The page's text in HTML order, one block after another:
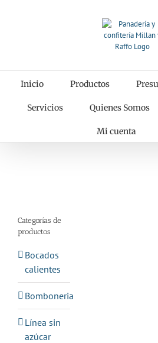
Inicio Productos
Servicios Quienes Somos
Mi cuenta
Categorías de
productos
Bocados
calientes
Bomboneria
Línea sin
azúcar